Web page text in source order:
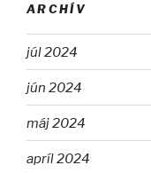
ARCHÍV
júl 2024
jún 2024
máj 2024
apríl 2024